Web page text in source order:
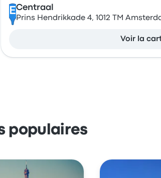
ECentraal
Prins Hendrikkade 4, 1012 TM
Voir la
populaires